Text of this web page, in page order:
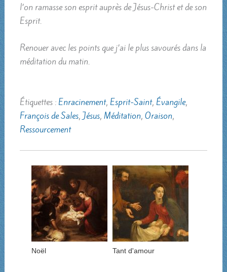
l’on ramasse son esprit auprès de Jésus-Christ et de son
Esprit.
Renouer avec les points que j’ai le plus savourés dans la
méditation du matin.
Étiquettes : Enracinement, Esprit-Saint, Évangile,
François de Sales, Jésus, Méditation, Oraison,
Ressourcement
Noël Tant d'amour